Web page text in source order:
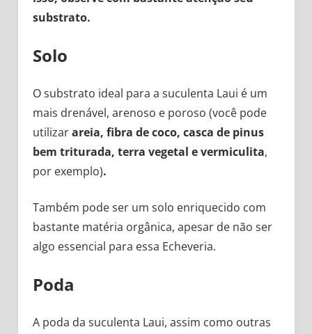
substrato.
Solo
O substrato ideal para a suculenta Laui é um
mais drenável, arenoso e poroso (você pode
utilizarareia, fibra de coco, casca de pinus
bem triturada, terra vegetal e vermiculita,
por exemplo).
Também pode ser um solo enriquecido com
bastante matéria orgânica, apesar de não ser
algo essencial para essa Echeveria.
Poda
A poda da suculenta Laui, assim como outras